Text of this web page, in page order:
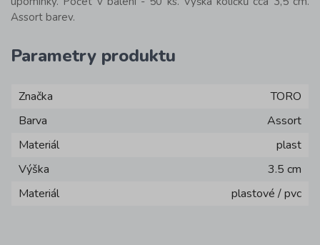
Assort barev.
Parametry produktu
Značka
TORO
Barva
Assort
Materiál
plast
Výška
3.5 cm
Materiál
plastové / pvc